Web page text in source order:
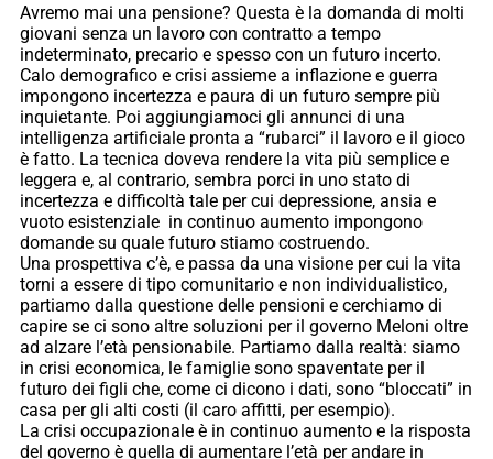
Avremo mai una pensione? Questa è la domanda di molti
giovani senza un lavoro con contratto a tempo
indeterminato, precario e spesso con un futuro incerto.
Calo demografico e crisi assieme a inflazione e guerra
impongono incertezza e paura di un futuro sempre più
inquietante. Poi aggiungiamoci gli annunci di una
intelligenza artificiale pronta a “rubarci” il lavoro e il gioco
è fatto. La tecnica doveva rendere la vita più semplice e
leggera e, al contrario, sembra porci in uno stato di
incertezza e difficoltà tale per cui depressione, ansia e
vuoto esistenziale in continuo aumento impongono
domande su quale futuro stiamo costruendo.
Una prospettiva c’è, e passa da una visione per cui la vita
torni a essere di tipo comunitario e non individualistico,
partiamo dalla questione delle pensioni e cerchiamo di
capire se ci sono altre soluzioni per il governo Meloni oltre
ad alzare l’età pensionabile. Partiamo dalla realtà: siamo
in crisi economica, le famiglie sono spaventate per il
futuro dei figli che, come ci dicono i dati, sono “bloccati” in
casa per gli alti costi (il caro affitti, per esempio).
La crisi occupazionale è in continuo aumento e la risposta
del governo è quella di aumentare l’età per andare in